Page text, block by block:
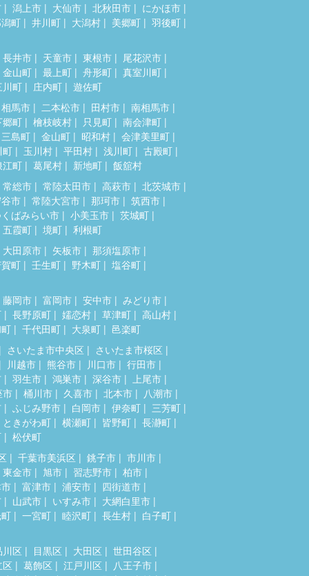
潟上市 大仙市 北秋田市
にかほ市
町
井川町 大潟村 美郷町 羽後町
長井市 天童市 東根市
尾花沢市
金山町
最上町 舟形町
真室川町
川町
庄内町
遊佐町
相馬市
二本松市 田村市
南相馬市
郷町
檜枝岐村 只見町
南会津町
三島町
金山町 昭和村
会津美里町
町
玉川村 平田村 浅川町
古殿町
江町
葛尾村 新地町
飯舘村
常総市
常陸太田市 高萩市
北茨城市
市
常陸大宮市 那珂市
筑西市
ばみらい市
小美玉市
茨城町
五霞町
境町
利根町
大田原市
矢板市
那須塩原市
町
壬生町 野木町 塩谷町
藤岡市 富岡市 安中市
みどり市
長野原町 嬬恋村 草津町
高山村
千代田町 大泉町
邑楽町
さいたま市中央区
さいたま市桜区
川越市
熊谷市 川口市
行田市
羽生市 鴻巣市 深谷市
上尾市
市
桶川市 久喜市 北本市
八潮市
ふじみ野市 白岡市 伊奈町
三芳町
ときがわ町
横瀬町 皆野町
長瀞町
松伏町
千葉市美浜区 銚子市
市川市
東金市
旭市 習志野市
柏市
富津市 浦安市
四街道市
山武市 いすみ市
大網白里市
一宮町 睦沢町 長生村 白子町
川区 目黒区 大田区
世田谷区
葛飾区 江戸川区
八王子市